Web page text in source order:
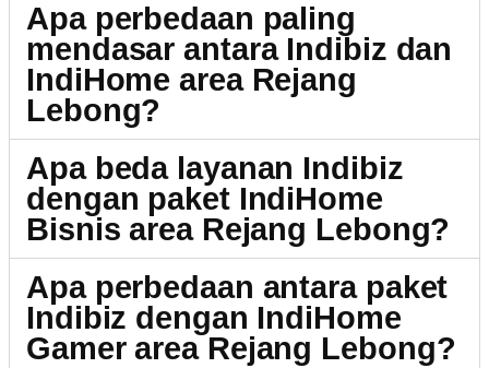
Apa perbedaan paling
mendasar antara Indibiz dan
IndiHome area Rejang
Lebong?
Apa beda layanan Indibiz
dengan paket IndiHome
Bisnis area Rejang Lebong?
Apa perbedaan antara paket
Indibiz dengan IndiHome
Gamer area Rejang Lebong?